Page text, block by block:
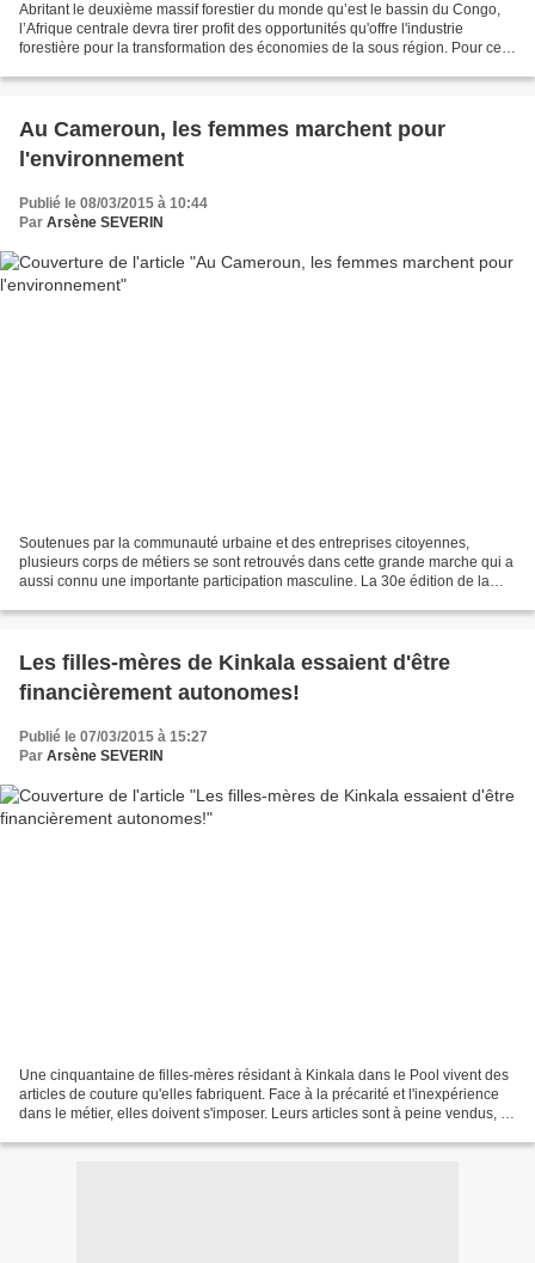
Abritant le deuxième massif forestier du monde qu’est le bassin du Congo,
l’Afrique centrale devra tirer profit des opportunités qu'offre l'industrie
forestière pour la transformation des économies de la sous région. Pour ce
Au Cameroun, les femmes marchent pour
l'environnement
Publié le 08/03/2015 à 10:44
Par Arsène SEVERIN
Soutenues par la communauté urbaine et des entreprises citoyennes,
plusieurs corps de métiers se sont retrouvés dans cette grande marche qui a
aussi connu une importante participation masculine. La 30e édition de la
Les filles-mères de Kinkala essaient d'être
financièrement autonomes!
Publié le 07/03/2015 à 15:27
Par Arsène SEVERIN
Une cinquantaine de filles-mères résidant à Kinkala dans le Pool vivent des
articles de couture qu'elles fabriquent. Face à la précarité et l'inexpérience
dans le métier, elles doivent s'imposer. Leurs articles sont à peine vendus, et